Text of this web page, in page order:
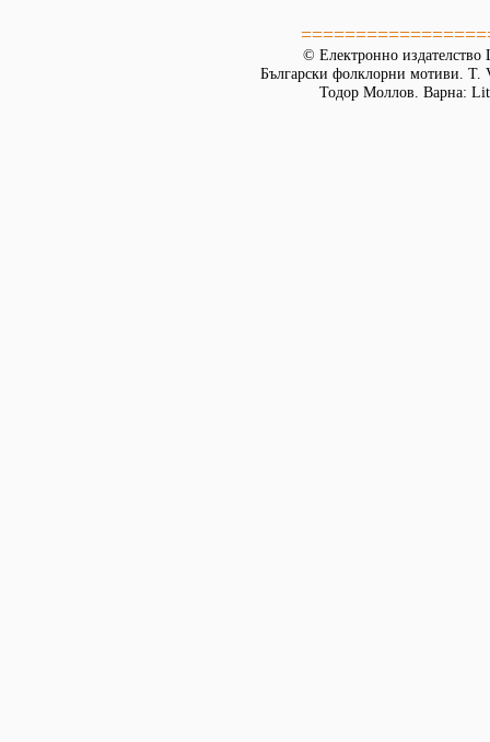
© Електронно издателство
Български фолклорни мотиви.
Тодор Моллов. Варна: